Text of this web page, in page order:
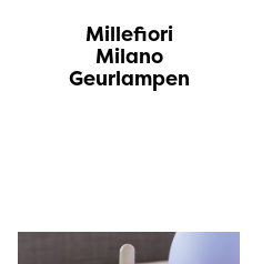
Millefiori
Milano
Geurlampen